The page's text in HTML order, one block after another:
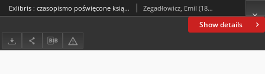
Show details
Exlibris : czasopismo poświęcone książce. [T.] 7, [z.] 1, 1925 Zegadłowicz, Emil (1888-1941)